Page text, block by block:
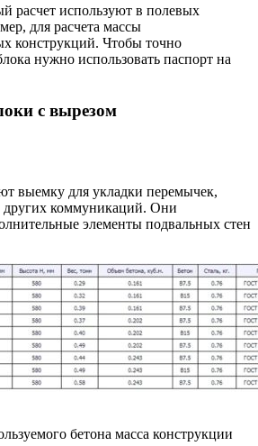
расчет используют в полевых
для расчета массы
конструкций. Чтобы точно
нужно использовать паспорт на
с вырезом
выемку для укладки перемычек,
других коммуникаций. Они
элементы подвальных стен
бетона масса конструкции